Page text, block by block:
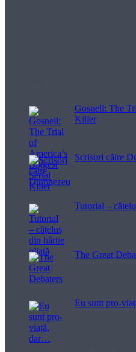
Gosnell: The
Killer
Scrisori către
Tutorial –
The Great
Eu sunt pro-